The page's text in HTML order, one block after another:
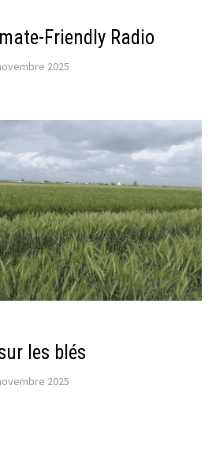
Friendly Radio
2025
les blés
2025